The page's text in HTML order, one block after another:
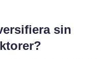
sin